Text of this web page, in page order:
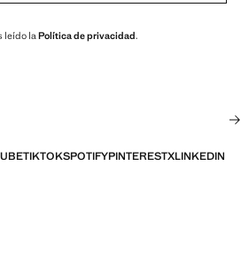
leído laPolítica de privacidad.
TIKTOKSPOTIFYPINTERESTXLINKEDIN